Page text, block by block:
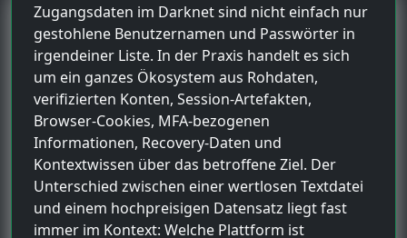
Zugangsdaten im Darknet sind nicht einfach nur
gestohlene Benutzernamen und Passwörter in
irgendeiner Liste. In der Praxis handelt es sich
um ein ganzes Ökosystem aus Rohdaten,
verifizierten Konten, Session-Artefakten,
Browser-Cookies, MFA-bezogenen
Informationen, Recovery-Daten und
Kontextwissen über das betroffene Ziel. Der
Unterschied zwischen einer wertlosen Textdatei
und einem hochpreisigen Datensatz liegt fast
immer im Kontext: Welche Plattform ist